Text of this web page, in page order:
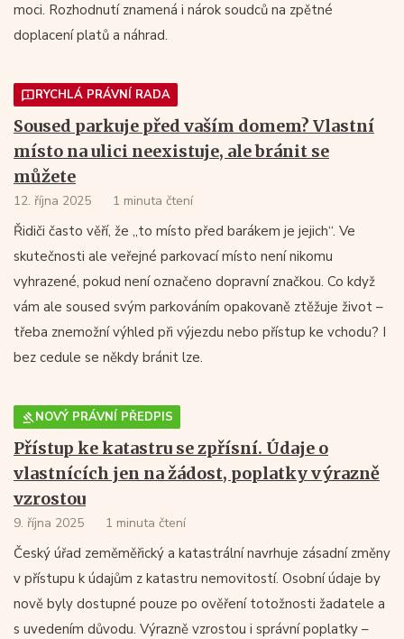
moci. Rozhodnutí znamená i nárok soudců na zpětné
doplacení platů a náhrad.
RYCHLÁ PRÁVNÍ RADA
Soused parkuje před vaším domem? Vlastní
místo na ulici neexistuje, ale bránit se
můžete
12. října 2025 1 minuta čtení
Řidiči často věří, že „to místo před barákem je jejich“. Ve
skutečnosti ale veřejné parkovací místo není nikomu
vyhrazené, pokud není označeno dopravní značkou. Co když
vám ale soused svým parkováním opakovaně ztěžuje život –
třeba znemožní výhled při výjezdu nebo přístup ke vchodu? I
bez cedule se někdy bránit lze.
NOVÝ PRÁVNÍ PŘEDPIS
Přístup ke katastru se zpřísní. Údaje o
vlastnících jen na žádost, poplatky výrazně
vzrostou
9. října 2025 1 minuta čtení
Český úřad zeměměřický a katastrální navrhuje zásadní změny
v přístupu k údajům z katastru nemovitostí. Osobní údaje by
nově byly dostupné pouze po ověření totožnosti žadatele a
s uvedením důvodu. Výrazně vzrostou i správní poplatky –